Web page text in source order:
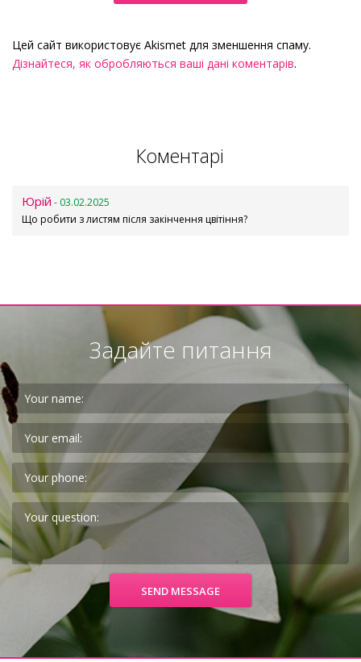
Цей сайт використовує Akismet для зменшення спаму.
Дізнайтеся, як обробляються ваші дані коментарів.
Коментарі
Юрій - 03.02.2025
Що робити з листям після закінчення цвітіння?
Задайте питання